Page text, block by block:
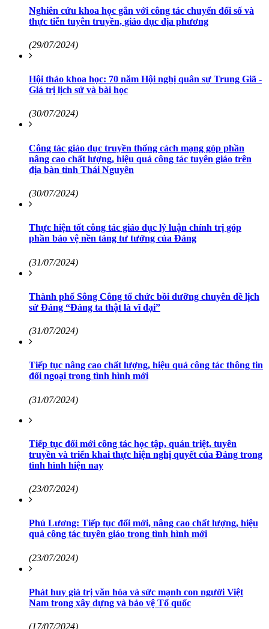
Nghiên cứu khoa học gắn với công tác chuyển đổi số và
thực tiễn tuyên truyền, giáo dục địa phương
(29/07/2024)
Hội thảo khoa học: 70 năm Hội nghị quân sự Trung Giã -
Giá trị lịch sử và bài học
(30/07/2024)
Công tác giáo dục truyền thống cách mạng góp phần
nâng cao chất lượng, hiệu quả công tác tuyên giáo trên
địa bàn tỉnh Thái Nguyên
(30/07/2024)
Thực hiện tốt công tác giáo dục lý luận chính trị góp
phần bảo vệ nền tảng tư tưởng của Đảng
(31/07/2024)
Thành phố Sông Công tổ chức bồi dưỡng chuyên đề lịch
sử Đảng “Đảng ta thật là vĩ đại”
(31/07/2024)
Tiếp tục nâng cao chất lượng, hiệu quả công tác thông tin
đối ngoại trong tình hình mới
(31/07/2024)
Tiếp tục đổi mới công tác học tập, quán triệt, tuyên
truyền và triển khai thực hiện nghị quyết của Đảng trong
tình hình hiện nay
(23/07/2024)
Phú Lương: Tiếp tục đổi mới, nâng cao chất lượng, hiệu
quả công tác tuyên giáo trong tình hình mới
(23/07/2024)
Phát huy giá trị văn hóa và sức mạnh con người Việt
Nam trong xây dựng và bảo vệ Tổ quốc
(17/07/2024)